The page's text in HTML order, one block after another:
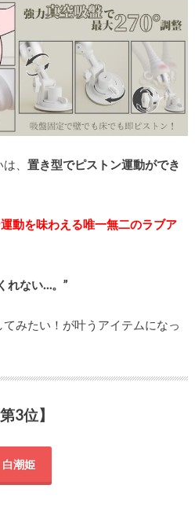
、 置き型でピストン運動ができ
動を味わえる唯一無二のラブア
れない…。”
みたい！が叶うアイテムになっ
第3位】
白潮姫